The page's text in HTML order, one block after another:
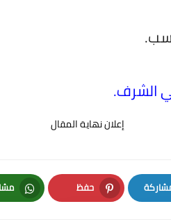
الشرف.
إعلان نهاية المقال
حفظ
Pinterest